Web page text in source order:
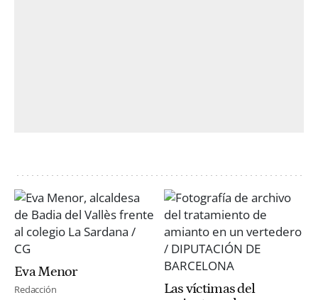
Eva Menor
Redacción
Las víctimas del